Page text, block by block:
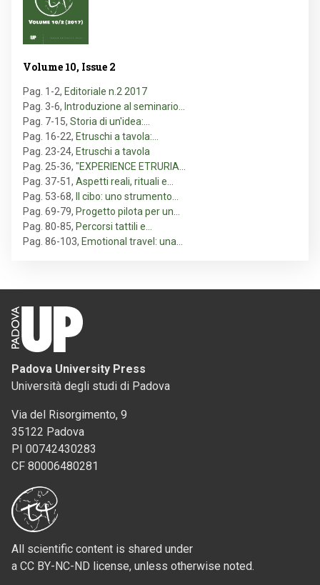
Volume 10, Issue 2
Pag. 1-2, Editoriale n.2 2017
Pag. 3-6, Introduzione al seminario…
Pag. 7-15, Storia di un'idea:…
Pag. 16-22, Etruschi a tavola:…
Pag. 23-24, Etruschi a tavola
Pag. 25-36, "EXPERIENCE ETRURIA…
Pag. 37-51, Aspetti reali, rituali e…
Pag. 53-68,
Il cibo: uno strumento…
Pag. 69-79, Progetto pilota per un…
Pag. 80-85, Percorsi tattili e…
Pag. 86-103, Emotional travel: una…
Padova University Press
Università degli studi di Padova
Via del Risorgimento, 9
35122 Padova
PI 00742430283
CF 80006480281
All scientific content is shared under
a CC BY-NC-ND license, unless otherwise noted.